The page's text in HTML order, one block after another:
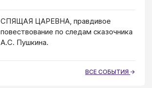
СПЯЩАЯ ЦАРЕВНА, правдивое
повествование по следам сказочника
А.С. Пушкина.
ВСЕ СОБЫТИЯ